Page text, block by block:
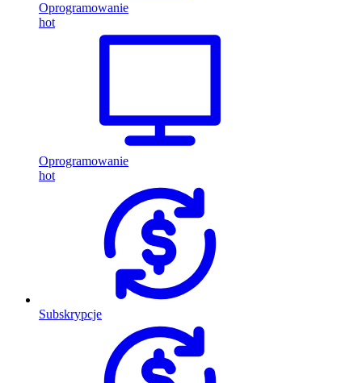
Oprogramowanie
hot
Oprogramowanie
hot
Subskrypcje